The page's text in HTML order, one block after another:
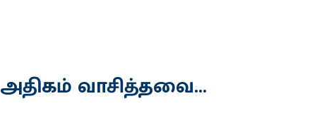
அதிகம் வாசித்தவை...